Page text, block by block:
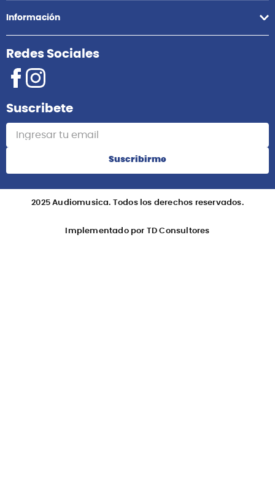
Información
Redes Sociales
Suscribete
Suscribirme
2025 Audiomusica. Todos los derechos reservados.
Implementado por TD Consultores